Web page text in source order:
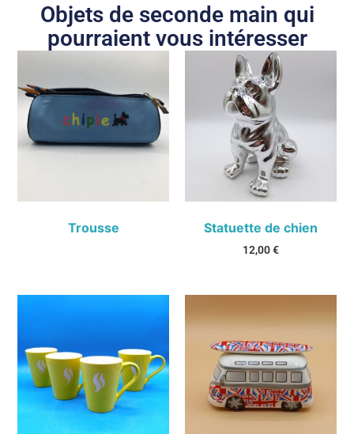
Objets de seconde main qui
pourraient vous intéresser
Trousse Statuette de chien
12,00€